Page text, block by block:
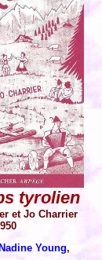
tyrolien
et Jo Charrier
Nadine Young,